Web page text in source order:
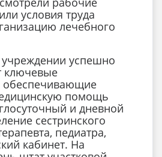
условия труда
лечебного
успешно
ключевые
обеспечивающие
помощь
и дневной
сестринского
педиатра,
кабинет. На